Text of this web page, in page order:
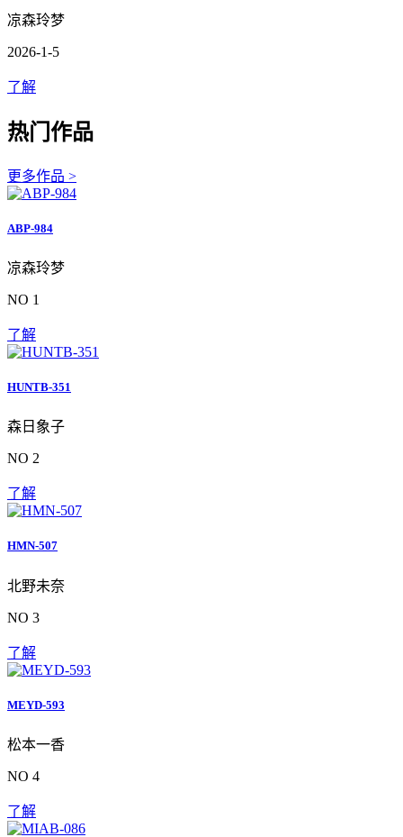
凉森玲梦
2026-1-5
了解
热门作品
更多作品 >
ABP-984
凉森玲梦
NO 1
了解
HUNTB-351
森日象子
NO 2
了解
HMN-507
北野未奈
NO 3
了解
MEYD-593
松本一香
NO 4
了解